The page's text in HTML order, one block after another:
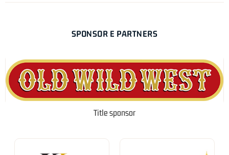
SPONSOR E PARTNERS
Title sponsor